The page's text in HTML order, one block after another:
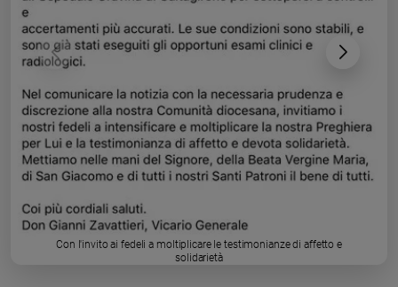
Chiesa
Chiesa
Fede
e
spiritualità
Santi
e
fede
Con l'invito ai fedeli a moltiplicare le testimonianze di affetto e
solidarietà